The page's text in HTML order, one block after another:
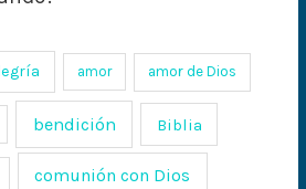
amor amor de Dios
bendición Biblia
comunión con Dios